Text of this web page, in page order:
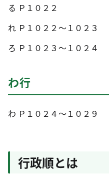
る Ｐ１０２２
れ Ｐ１０２２～１０２３
ろ Ｐ１０２３～１０２４
わ行
わ Ｐ１０２４～１０２９
行政順とは